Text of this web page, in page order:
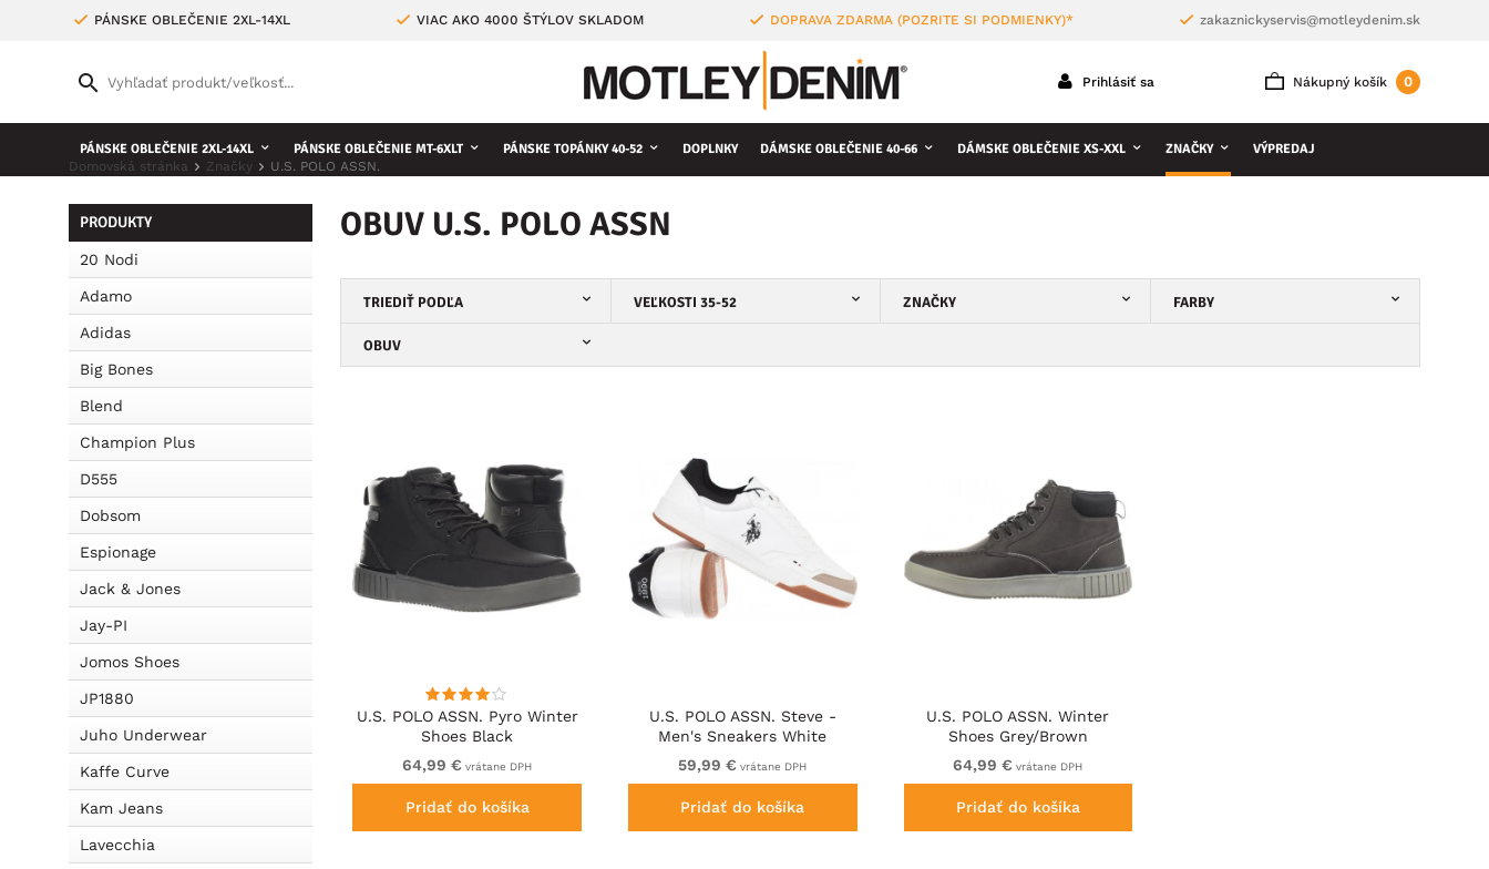
PÁNSKE OBLEČENIE 2XL-14XL VIAC AKO 4000 ŠTÝLOV SKLADOM DOPRAVA ZDARMA (POZRITE SI PODMIENKY)* zakaznickyservis@motleydenim.sk
Nákupný košík 0
Prihlásiť sa
PÁNSKE OBLEČENIE 2XL-14XL PÁNSKE OBLEČENIE MT-6XLT PÁNSKE TOPÁNKY 40-52 DOPLNKY DÁMSKE OBLEČENIE 40-66 DÁMSKE OBLEČENIE XS-XXL ZNAČKY VÝPREDAJ
Domovská stránka Značky U.S. POLO ASSN.
PRODUKTY
20 Nodi
Adamo
Adidas
Big Bones
Blend
Champion Plus
D555
Dobsom
Espionage
Jack & Jones
Jay-PI
Jomos Shoes
JP1880
Juho Underwear
Kaffe Curve
Kam Jeans
Lavecchia
OBUV U.S. POLO ASSN
TRIEDIŤ PODĽA VEĽKOSTI 35-52 ZNAČKY FARBY
OBUV
U.S. POLO ASSN. Pyro Winter
Shoes Black
64,99 € vrátane DPH
Pridať do košíka
U.S. POLO ASSN. Steve -
Men's Sneakers White
59,99 € vrátane DPH
Pridať do košíka
U.S. POLO ASSN. Winter
Shoes Grey/Brown
64,99 € vrátane DPH
Pridať do košíka